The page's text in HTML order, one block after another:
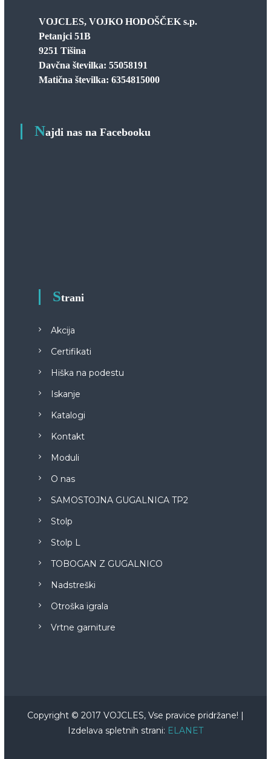
VOJCLES, VOJKO HODOŠČEK s.p.
Petanjci 51B
9251 Tišina
Davčna številka: 55058191
Matična številka: 6354815000
Najdi nas na Facebooku
Strani
Akcija
Certifikati
Hiška na podestu
Iskanje
Katalogi
Kontakt
Moduli
O nas
SAMOSTOJNA GUGALNICA TP2
Stolp
Stolp L
TOBOGAN Z GUGALNICO
Nadstreški
Otroška igrala
Vrtne garniture
Copyright © 2017 VOJCLES, Vse pravice pridržane! |
Izdelava spletnih strani: ELANET